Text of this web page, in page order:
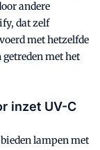
andere
dat zelf
met hetzelfde
met het
inzet UV-C
lampen met